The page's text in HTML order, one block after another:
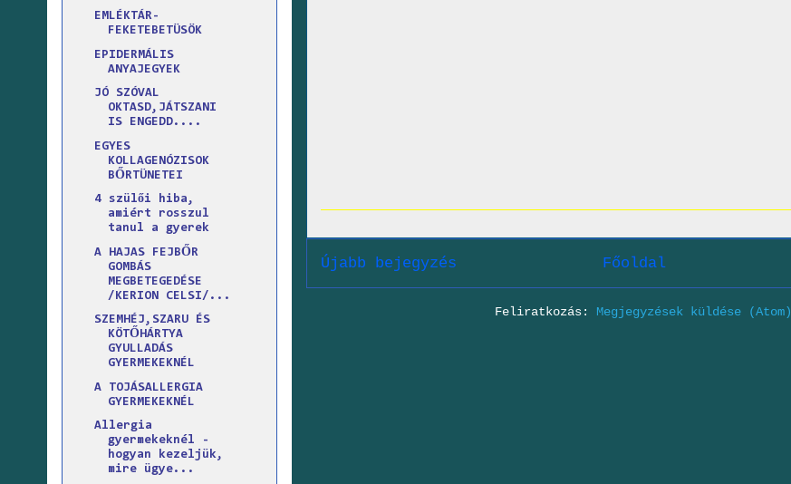
Újabb bejegyzés Főoldal
Feliratkozás: Megjegyzések küldése (Atom)
EMLÉKTÁR-
FEKETEBETÜSÖK
EPIDERMÁLIS
ANYAJEGYEK
JÓ SZÓVAL
OKTASD,JÁTSZANI
IS ENGEDD....
EGYES
KOLLAGENÓZISOK
BŐRTÜNETEI
4 szülői hiba,
amiért rosszul
tanul a gyerek
A HAJAS FEJBŐR
GOMBÁS
MEGBETEGEDÉSE
/KERION CELSI/...
SZEMHÉJ,SZARU ÉS
KÖTŐHÁRTYA
GYULLADÁS
GYERMEKEKNÉL
A TOJÁSALLERGIA
GYERMEKEKNÉL
Allergia
gyermekeknél -
hogyan kezeljük,
mire ügye...